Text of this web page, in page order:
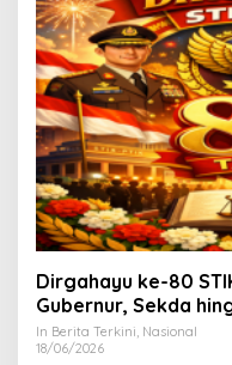
Dirgahayu ke-80
Gubernur, Sekda
In Berita Terkini, Nasional
18/06/2026